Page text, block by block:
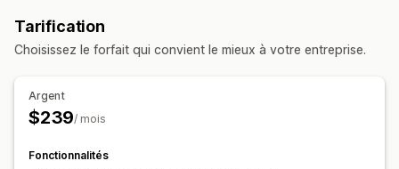
Devises multiples
Tarification
Choisissez le forfait qui convient le mieux à votre entreprise.
Argent
$239/ mois
Fonctionnalités